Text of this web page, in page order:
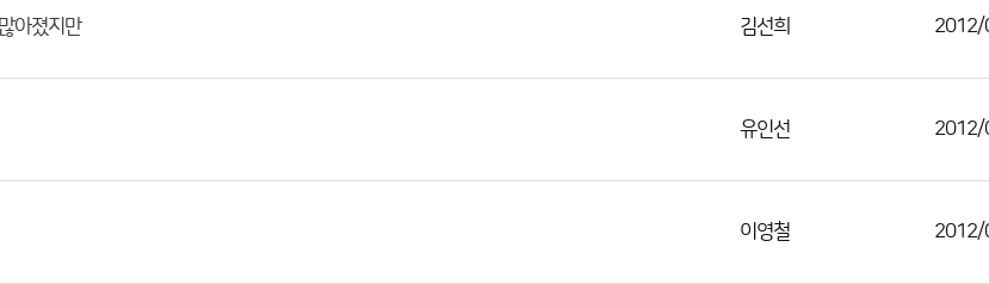
아졌지만 김선희 2012/
유인선 2012/
이영철 2012/